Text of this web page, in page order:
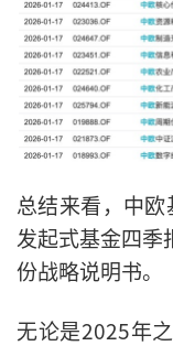
总结来看，中
发起式基金四季
份战略说明书。
无论是2025年